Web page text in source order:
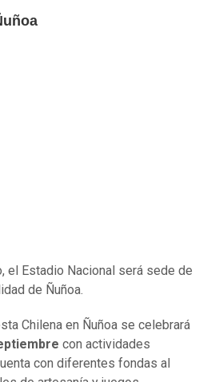
el Estadio Nacional será sede de
de Ñuñoa.
Chilena en Ñuñoa se celebrará
con actividades
con diferentes fondas al